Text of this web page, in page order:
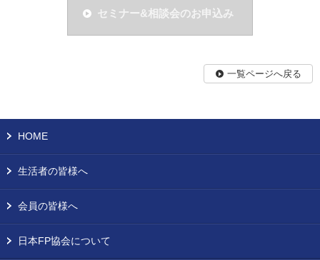
セミナー&相談会のお申込み
一覧ページへ戻る
HOME
生活者の皆様へ
会員の皆様へ
日本FP協会について